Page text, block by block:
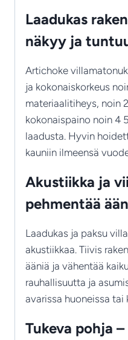
Laadukas
näkyy ja
Artichoke
ja kokonaiskorkeus
materiaalitiheys, noin
kokonaispaino noin 4
laadusta. Hyvin
kauniin ilmeensä
Akustiikka ja
pehmentää
Laadukas ja paksu
akustiikkaa. Tiivis
ääniä ja vähentää
rauhallisuutta ja
avarissa huoneissa
Tukeva pohja